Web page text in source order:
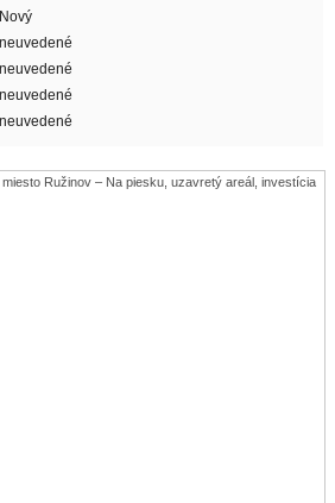
Nový
neuvedené
neuvedené
neuvedené
neuvedené
Ružinov – Na piesku, uzavretý areál, investícia